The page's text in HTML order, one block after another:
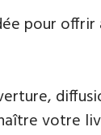
pour offrir
votre